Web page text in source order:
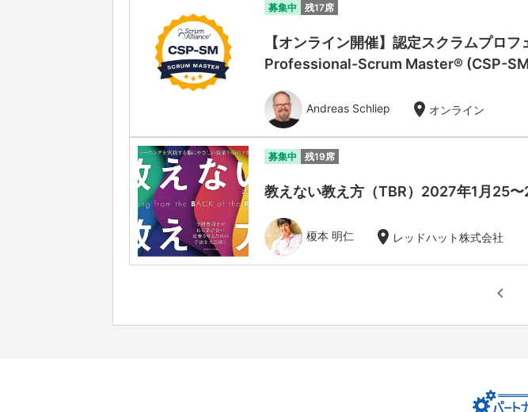
募集中 残17席
【オンライン開催】認定スクラムプロ
Professional-Scrum Master® (CSP-
Andreas Schliep location_on オンライン
募集中 残19席
教えない教え方（TBR）2027年1月25〜
榎本 明仁 location_on レッドハット株式会社
chevron_left